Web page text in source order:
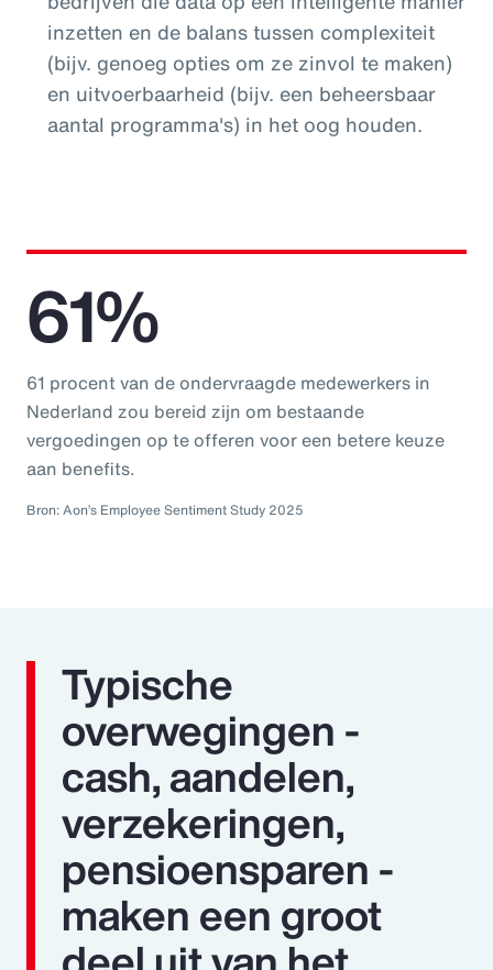
inzetten en de balans tussen complexiteit
(bijv. genoeg opties om ze zinvol te maken)
en uitvoerbaarheid (bijv. een beheersbaar
aantal programma's) in het oog houden.
61%
61 procent van de ondervraagde medewerkers in
Nederland zou bereid zijn om bestaande
vergoedingen op te offeren voor een betere keuze
aan benefits.
Bron: Aon’s Employee Sentiment Study 2025
Typische
overwegingen -
cash, aandelen,
verzekeringen,
pensioensparen -
maken een groot